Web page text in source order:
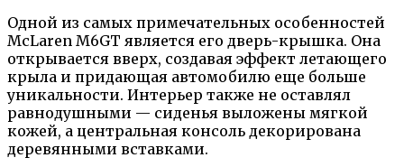
Одной из самых примечательных особенностей
McLaren M6GT является его дверь-крышка. Она
открывается вверх, создавая эффект летающего
крыла и придающая автомобилю еще больше
уникальности. Интерьер также не оставлял
равнодушными — сиденья выложены мягкой
кожей, а центральная консоль декорирована
деревянными вставками.